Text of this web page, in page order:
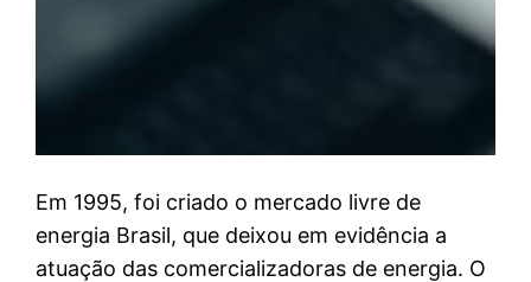
Em 1995, foi criado o mercado livre de
energia Brasil, que deixou em evidência a
atuação das comercializadoras de energia. O